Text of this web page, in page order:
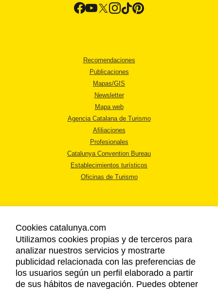
Recomendaciones
Publicaciones
Mapas/GIS
Newsletter
Mapa web
Agencia Catalana de Turismo
Afiliaciones
Profesionales
Catalunya Convention Bureau
Establecimientos turísticos
Oficinas de Turismo
AVISO LEGAL
POLÍTICA DE PRIVACIDAD
COOKIES
ACCESSIBILIDAD
Cookies catalunya.com
Utilizamos cookies propias y de terceros para
analizar nuestros servicios y mostrarte
publicidad relacionada con las preferencias de
los usuarios según un perfil elaborado a partir
de sus hábitos de navegación. Puedes obtener